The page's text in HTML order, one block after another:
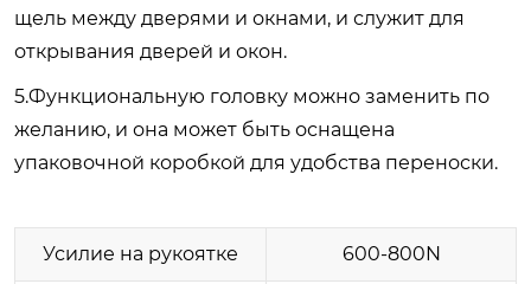
щель между дверями и окнами, и служит для
открывания дверей и окон.
5.Функциональную головку можно заменить по
желанию, и она может быть оснащена
упаковочной коробкой для удобства переноски.
Усилие на рукоятке 600-800N